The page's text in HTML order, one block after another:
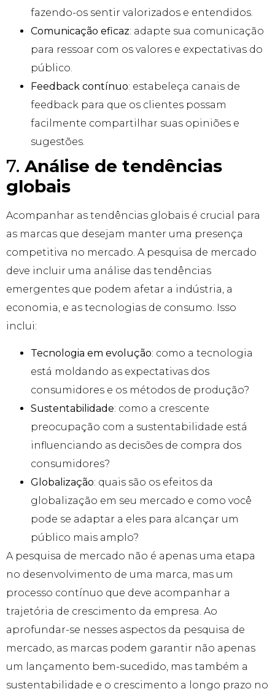
fazendo-os sentir valorizados e entendidos.
Comunicação eficaz: adapte sua comunicação
para ressoar com os valores e expectativas do
público.
Feedback contínuo: estabeleça canais de
feedback para que os clientes possam
facilmente compartilhar suas opiniões e
sugestões.
7. Análise de tendências
globais
Acompanhar as tendências globais é crucial para
as marcas que desejam manter uma presença
competitiva no mercado. A pesquisa de mercado
deve incluir uma análise das tendências
emergentes que podem afetar a indústria, a
economia, e as tecnologias de consumo. Isso
inclui:
Tecnologia em evolução: como a tecnologia
está moldando as expectativas dos
consumidores e os métodos de produção?
Sustentabilidade: como a crescente
preocupação com a sustentabilidade está
influenciando as decisões de compra dos
consumidores?
Globalização: quais são os efeitos da
globalização em seu mercado e como você
pode se adaptar a eles para alcançar um
público mais amplo?
A pesquisa de mercado não é apenas uma etapa
no desenvolvimento de uma marca, mas um
processo contínuo que deve acompanhar a
trajetória de crescimento da empresa. Ao
aprofundar-se nesses aspectos da pesquisa de
mercado, as marcas podem garantir não apenas
um lançamento bem-sucedido, mas também a
sustentabilidade e o crescimento a longo prazo no